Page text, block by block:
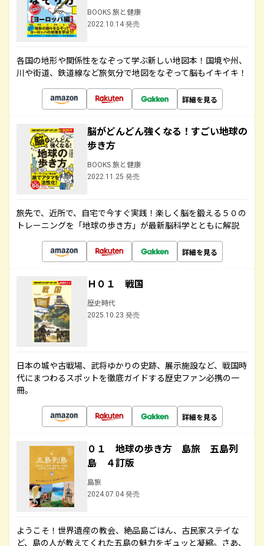
BOOKS 旅と健康
2022.10.14 発売
各国の地形や関係性をなぞって学ぶ新しい地図本！国境や州、
川や街道、鉄道線など旅気分で地図をなぞって脳もイキイキ！
詳細を見る
脳がどんどん強くなる！すごい地球の
歩き方
BOOKS 旅と健康
2022.11.25 発売
旅先で、近所で、自宅で今すぐ実践！楽しく脳を鍛える５０の
トレーニングを「地球の歩き方」が最新脳科学とともに解説
詳細を見る
Ｈ０１ 戦国
歴史時代
2025.10.23 発売
日本の城や古戦場、武将ゆかりの史跡、展示施設など、戦国時
代にまつわるスポットを徹底ガイドする歴史ファン必携の一
冊。
詳細を見る
０１ 地球の歩き方 島旅 五島列
島 ４訂版
島旅
2024.07.04 発売
ようこそ！世界遺産の教会、絶品島ごはん、古民家ステイな
ど、島の人が教えてくれた五島の魅力をギュッと凝縮。さあ、